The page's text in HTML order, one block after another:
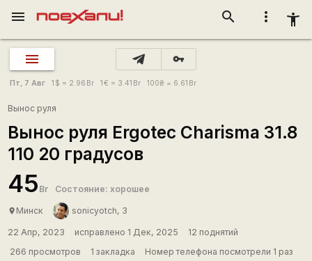
more_vert accessibility_new
search
menu
vpn_key
Пт, 7 Авг 1 $ = 2.96 Br 1€ = 3.41 Br 100₴ = 6.61 Br
Вынос руля
Вынос руля Ergotec Charisma 31.8
110 20 градусов
45 Br Состояние: хорошее
place Минск sonicyotch, 3
22 Апр, 2023 исправлено 1 Дек, 2025
12 поднятий
266 просмотров
1 закладка Номер телефона посмотрели 1 раз